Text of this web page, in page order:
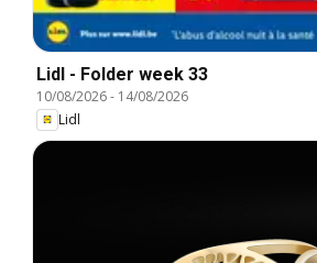
Lidl - Folder week 33
10/08/2026- 14/08/2026
Lidl